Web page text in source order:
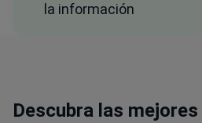
la información
Descubra las